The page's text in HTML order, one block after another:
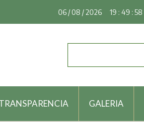
06 / 08 / 2026 19 : 49 : 59
GALERIA